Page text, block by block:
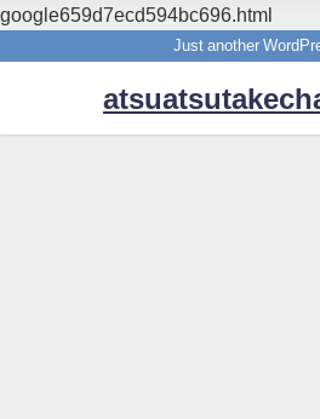
google659d7ecd594bc696.html
Just another